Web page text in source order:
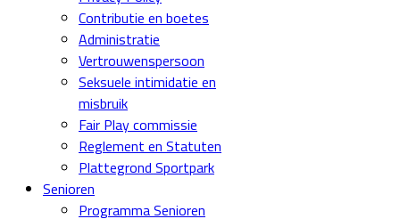
Contributie en boetes
Administratie
Vertrouwenspersoon
Seksuele intimidatie en
misbruik
Fair Play commissie
Reglement en Statuten
Plattegrond Sportpark
Senioren
Programma Senioren